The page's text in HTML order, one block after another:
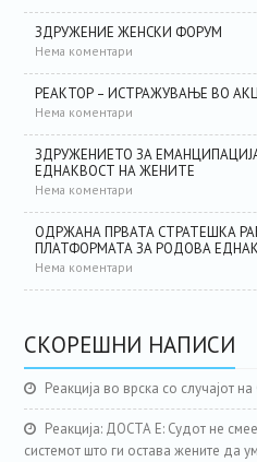
ЗДРУЖЕНИЕ ЖЕНСКИ ФОРУМ
Нема коментари
РЕАКТОР – ИСТРАЖУВАЊЕ ВО
Нема коментари
ЗДРУЖЕНИЕТО ЗА
ЕДНАКВОСТ НА ЖЕНИТЕ
Нема коментари
ОДРЖАНА ПРВАТА СТРАТЕШКА
ПЛАТФОРМАТА ЗА РОДОВА
Нема коментари
СКОРЕШНИ НАПИСИ
Реакција во врска со случајот
Реакција: ДОСТА Е: Судот не
системот што ги остава жените да